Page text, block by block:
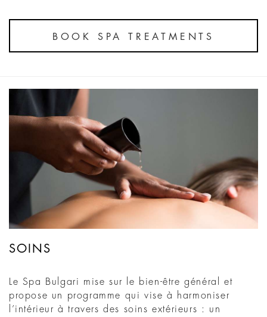
BOOK SPA TREATMENTS
SOINS
Le Spa Bulgari mise sur le bien-être général et
propose un programme qui vise à harmoniser
l’intérieur à travers des soins extérieurs : un